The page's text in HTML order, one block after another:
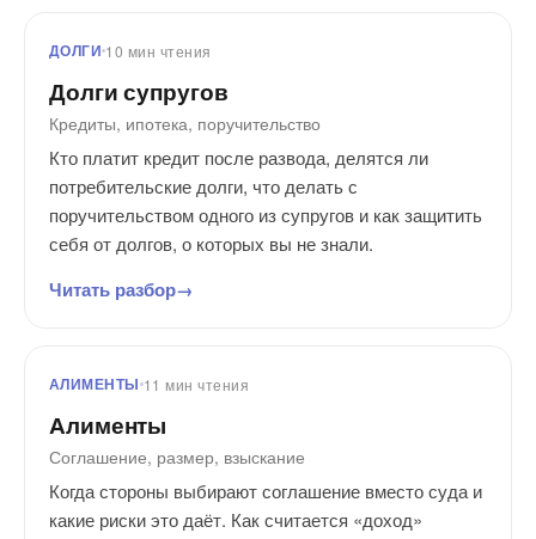
ДОЛГИ 10 мин чтения
Долги супругов
Кредиты, ипотека, поручительство
Кто платит кредит после развода, делятся ли
потребительские долги, что делать с
поручительством одного из супругов и как защитить
себя от долгов, о которых вы не знали.
Читать разбор
АЛИМЕНТЫ 11 мин чтения
Алименты
Соглашение, размер, взыскание
Когда стороны выбирают соглашение вместо суда и
какие риски это даёт. Как считается «доход»